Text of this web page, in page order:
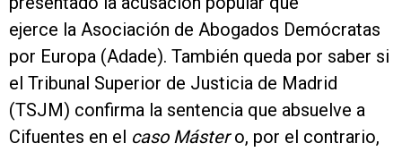
ejerce la Asociación de Abogados Demócratas
por Europa (Adade). También queda por saber si
el Tribunal Superior de Justicia de Madrid
(TSJM) confirma la sentencia que absuelve a
Cifuentes en el caso Mástero, por el contrario,